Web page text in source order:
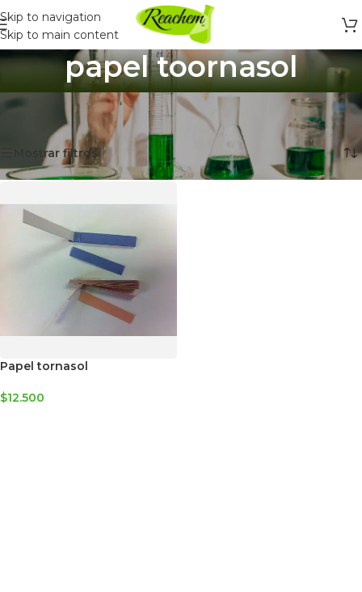
Skip to navigation
Skip to main content
papel toornasol
Inicio
Productos etiquetados “papel toornasol”
Mostrando el único resultado
Mostrar filtros
Papel tornasol
$12.500